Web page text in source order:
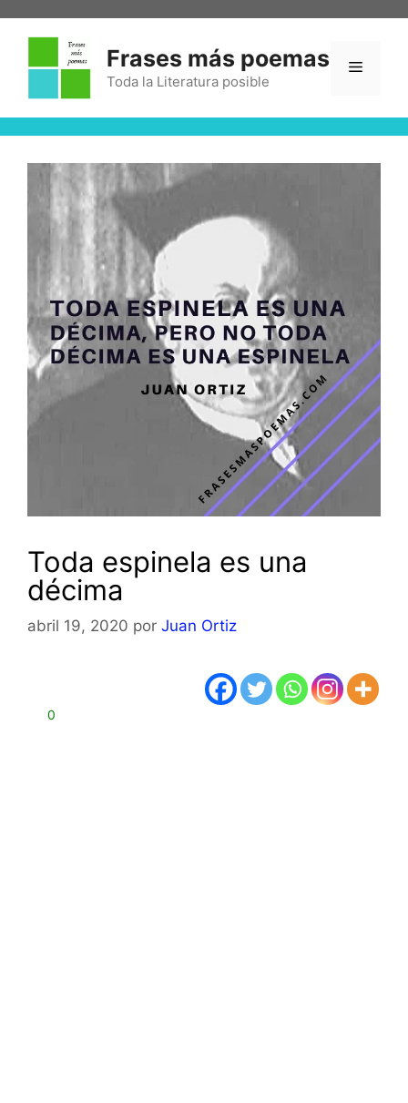
Frases más poemas
Toda la Literatura posible
Toda espinela es una
décima
abril 19, 2020 por Juan Ortiz
0